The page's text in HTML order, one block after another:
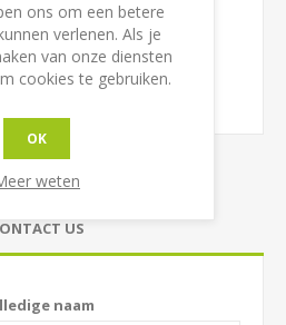
US
naam
ons om een betere
verlenen. Als je
van onze diensten
cookies te gebruiken.
OK
weten